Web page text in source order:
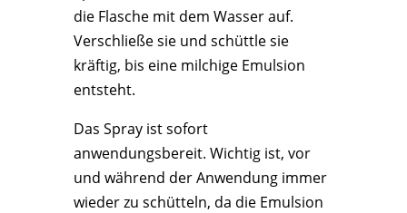
die Flasche mit dem Wasser auf.
Verschließe sie und schüttle sie
kräftig, bis eine milchige Emulsion
entsteht.
Das Spray ist sofort
anwendungsbereit. Wichtig ist, vor
und während der Anwendung immer
wieder zu schütteln, da die Emulsion